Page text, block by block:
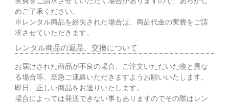
めご了承ください。
※レンタル商品を紛失された場合は、商品代金の実費をご請
求させていただきます。
レンタル商品の返品、交換について
お届けされた商品が不良の場合、ご注文いただいた物と異な
る場合等、至急ご連絡いただきますようお願いいたします。
即日、正しい商品をお送りいたします。
場合によっては発送できない事もありますのでその際はレン